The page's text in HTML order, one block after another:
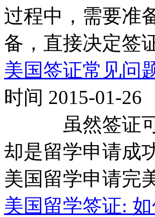
过程中，需要准
备，直接决定签
美国签证常见问
时间 2015-01-26
虽然签证可以
却是留学申请成
美国留学申请完
美国留学签证: